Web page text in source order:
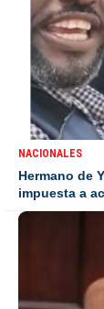
NACIONALES
Hermano de
impuesta a